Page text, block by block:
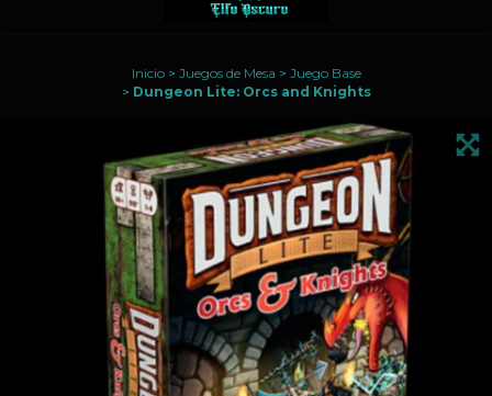
Inicio > Juegos de Mesa > Juego Base
> Dungeon Lite: Orcs and Knights